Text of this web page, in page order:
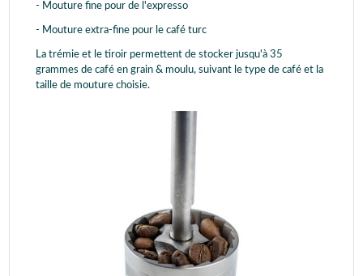
- Mouture fine pour de l'expresso
- Mouture extra-fine pour le café turc
La trémie et le tiroir permettent de stocker jusqu'à 35
grammes de café en grain & moulu, suivant le type de café et la
taille de mouture choisie.